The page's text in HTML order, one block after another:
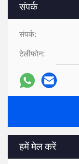
संपर्क
संपर्क:
टेलीफोन:
हमें मेल करें